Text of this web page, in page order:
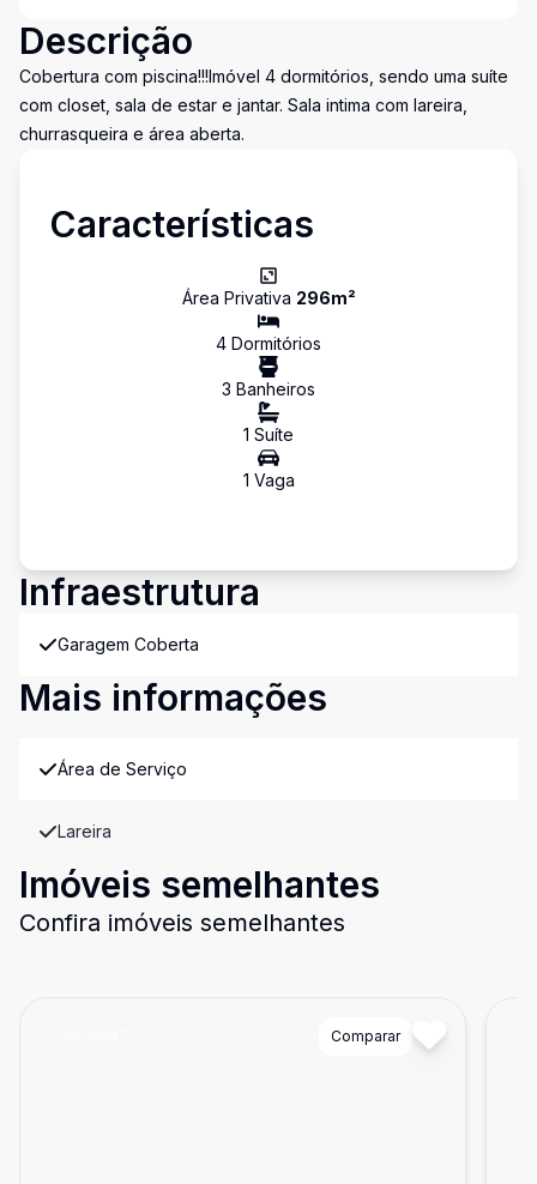
Descrição
Cobertura com piscina!!!Imóvel 4 dormitórios, sendo uma suíte
com closet, sala de estar e jantar. Sala intima com lareira,
churrasqueira e área aberta.
Características
Área Privativa 296m²
4 Dormitórios
3 Banheiros
1 Suíte
1 Vaga
Infraestrutura
Garagem Coberta
Mais informações
Área de Serviço
Lareira
Imóveis semelhantes
Confira imóveis semelhantes
Comparar